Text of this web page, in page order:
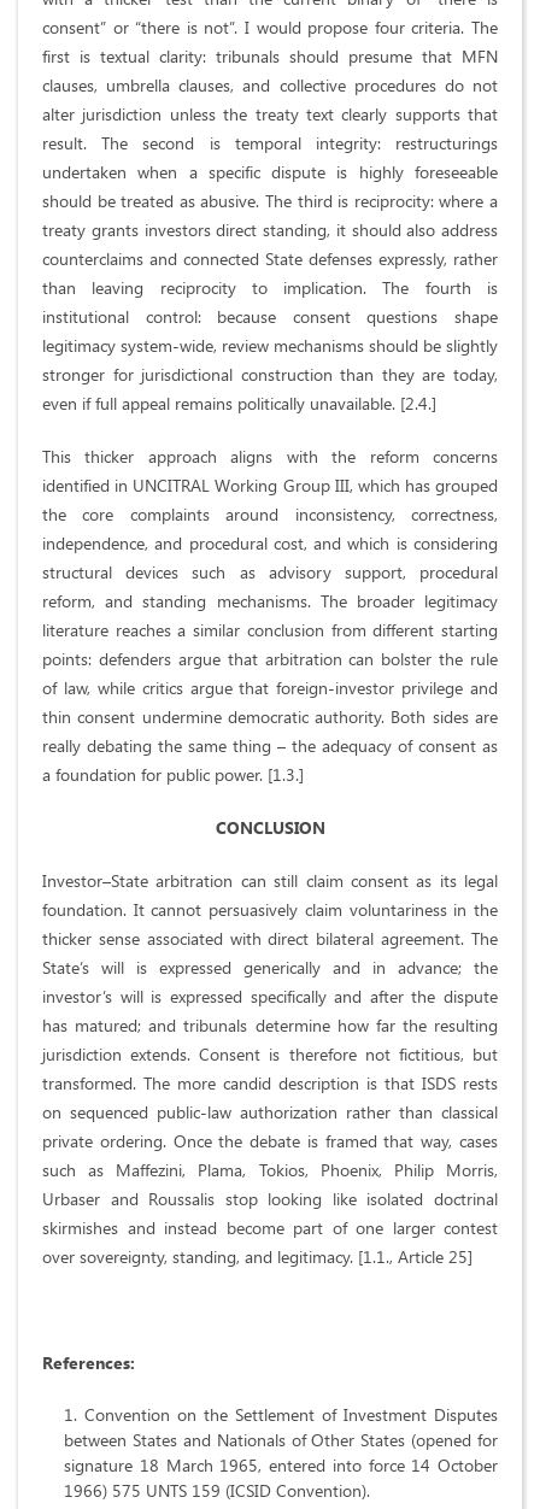
consent” or “there is not”. I would propose four criteria. The
first is textual clarity: tribunals should presume that MFN
clauses, umbrella clauses, and collective procedures do not
alter jurisdiction unless the treaty text clearly supports that
result. The second is temporal integrity: restructurings
undertaken when a specific dispute is highly foreseeable
should be treated as abusive. The third is reciprocity: where a
treaty grants investors direct standing, it should also address
counterclaims and connected State defenses expressly, rather
than leaving reciprocity to implication. The fourth is
institutional control: because consent questions shape
legitimacy system-wide, review mechanisms should be slightly
stronger for jurisdictional construction than they are today,
even if full appeal remains politically unavailable. [2.4.]
This thicker approach aligns with the reform concerns
identified in UNCITRAL Working Group III, which has grouped
the core complaints around inconsistency, correctness,
independence, and procedural cost, and which is considering
structural devices such as advisory support, procedural
reform, and standing mechanisms. The broader legitimacy
literature reaches a similar conclusion from different starting
points: defenders argue that arbitration can bolster the rule
of law, while critics argue that foreign-investor privilege and
thin consent undermine democratic authority. Both sides are
really debating the same thing – the adequacy of consent as
a foundation for public power. [1.3.]
CONCLUSION
Investor–State arbitration can still claim consent as its legal
foundation. It cannot persuasively claim voluntariness in the
thicker sense associated with direct bilateral agreement. The
State’s will is expressed generically and in advance; the
investor’s will is expressed specifically and after the dispute
has matured; and tribunals determine how far the resulting
jurisdiction extends. Consent is therefore not fictitious, but
transformed. The more candid description is that ISDS rests
on sequenced public-law authorization rather than classical
private ordering. Once the debate is framed that way, cases
such as Maffezini, Plama, Tokios, Phoenix, Philip Morris,
Urbaser and Roussalis stop looking like isolated doctrinal
skirmishes and instead become part of one larger contest
over sovereignty, standing, and legitimacy. [1.1., Article 25]
References:
Convention on the Settlement of Investment Disputes
between States and Nationals of Other States (opened for
signature 18 March 1965, entered into force 14 October
1966) 575 UNTS 159 (ICSID Convention).